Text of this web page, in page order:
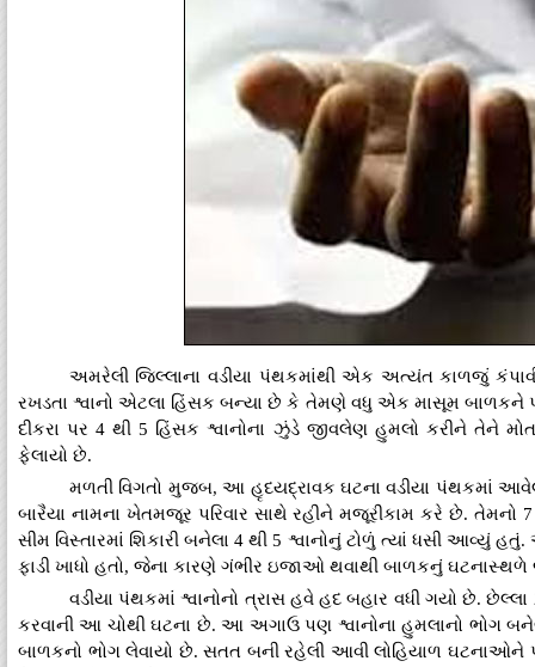
અમરેલી જિલ્લાના વડીયા પંથકમાંથી એક અત્યંત કાળજું કંપાવી
રખડતા શ્વાનો એટલા હિંસક બન્યા છે કે તેમણે વધુ એક માસૂમ બાળકને
દીકરા પર 4 થી 5 હિંસક શ્વાનોના ઝુંડે જીવલેણ હુમલો કરીને તેને
ફેલાયો છે.
મળતી વિગતો મુજબ, આ હૃદયદ્રાવક ઘટના વડીયા પંથકમાં
બારૈયા નામના ખેતમજૂર પરિવાર સાથે રહીને મજૂરીકામ કરે છે. તેમનો
સીમ વિસ્તારમાં શિકારી બનેલા 4 થી 5 શ્વાનોનું ટોળું ત્યાં ધસી આવ્યું
ફાડી ખાધો હતો, જેના કારણે ગંભીર ઇજાઓ થવાથી બાળકનું
વડીયા પંથકમાં શ્વાનોનો ત્રાસ હવે હદ બહાર વધી ગયો છે.
કરવાની આ ચોથી ઘટના છે. આ અગાઉ પણ શ્વાનોના હુમલાનો ભોગ
બાળકનો ભોગ લેવાયો છે. સતત બની રહેલી આવી લોહિયાળ ઘટનાઓને